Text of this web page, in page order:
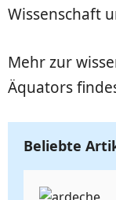
Wissenschaft
Mehr zur
Äquators
Beliebte